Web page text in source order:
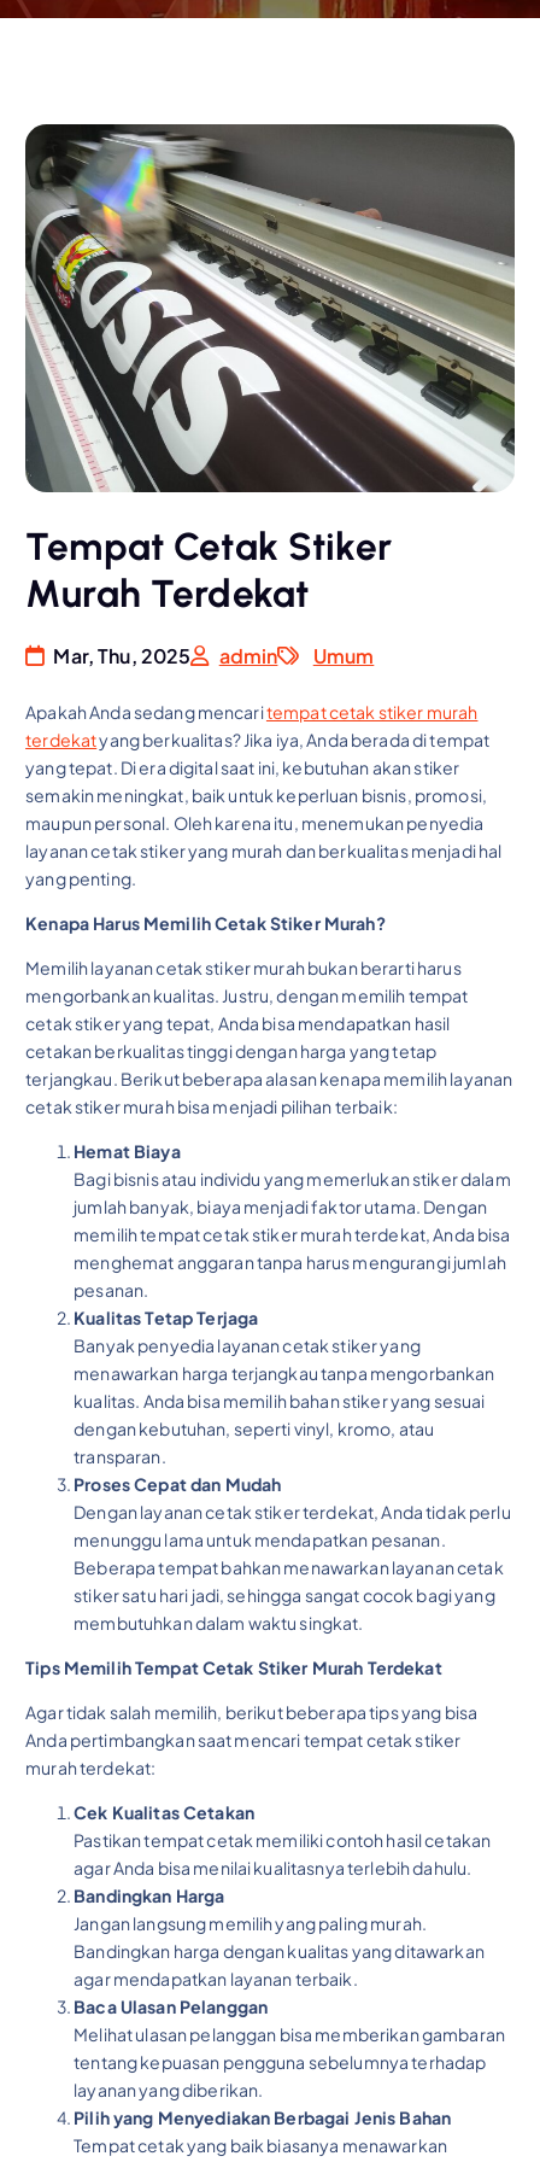
Tempat Cetak Stiker
Murah Terdekat
Mar, Thu, 2025 admin Umum
Apakah Anda sedang mencaritempat cetak stiker murah
terdekatyang berkualitas? Jika iya, Anda berada di tempat
yang tepat. Di era digital saat ini, kebutuhan akan stiker
semakin meningkat, baik untuk keperluan bisnis, promosi,
maupun personal. Oleh karena itu, menemukan penyedia
layanan cetak stiker yang murah dan berkualitas menjadi hal
yang penting.
Kenapa Harus Memilih Cetak Stiker Murah?
Memilih layanan cetak stiker murah bukan berarti harus
mengorbankan kualitas. Justru, dengan memilih tempat
cetak stiker yang tepat, Anda bisa mendapatkan hasil
cetakan berkualitas tinggi dengan harga yang tetap
terjangkau. Berikut beberapa alasan kenapa memilih layanan
cetak stiker murah bisa menjadi pilihan terbaik:
Hemat Biaya
Bagi bisnis atau individu yang memerlukan stiker dalam
jumlah banyak, biaya menjadi faktor utama. Dengan
memilih tempat cetak stiker murah terdekat, Anda bisa
menghemat anggaran tanpa harus mengurangi jumlah
pesanan.
Kualitas Tetap Terjaga
Banyak penyedia layanan cetak stiker yang
menawarkan harga terjangkau tanpa mengorbankan
kualitas. Anda bisa memilih bahan stiker yang sesuai
dengan kebutuhan, seperti vinyl, kromo, atau
transparan.
Proses Cepat dan Mudah
Dengan layanan cetak stiker terdekat, Anda tidak perlu
menunggu lama untuk mendapatkan pesanan.
Beberapa tempat bahkan menawarkan layanan cetak
stiker satu hari jadi, sehingga sangat cocok bagi yang
membutuhkan dalam waktu singkat.
Tips Memilih Tempat Cetak Stiker Murah Terdekat
Agar tidak salah memilih, berikut beberapa tips yang bisa
Anda pertimbangkan saat mencari tempat cetak stiker
murah terdekat:
Cek Kualitas Cetakan
Pastikan tempat cetak memiliki contoh hasil cetakan
agar Anda bisa menilai kualitasnya terlebih dahulu.
Bandingkan Harga
Jangan langsung memilih yang paling murah.
Bandingkan harga dengan kualitas yang ditawarkan
agar mendapatkan layanan terbaik.
Baca Ulasan Pelanggan
Melihat ulasan pelanggan bisa memberikan gambaran
tentang kepuasan pengguna sebelumnya terhadap
layanan yang diberikan.
Pilih yang Menyediakan Berbagai Jenis Bahan
Tempat cetak yang baik biasanya menawarkan